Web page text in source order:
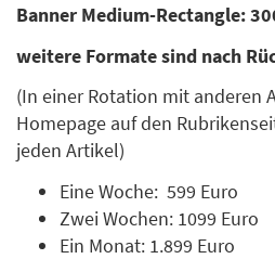
Banner Medium-Rectangle:
weitere Formate sind nach
(In einer Rotation mit anderen
Homepage auf den
jeden Artikel)
Eine Woche: 599 Euro
Zwei Wochen: 1099 Euro
Ein Monat: 1.899 Euro